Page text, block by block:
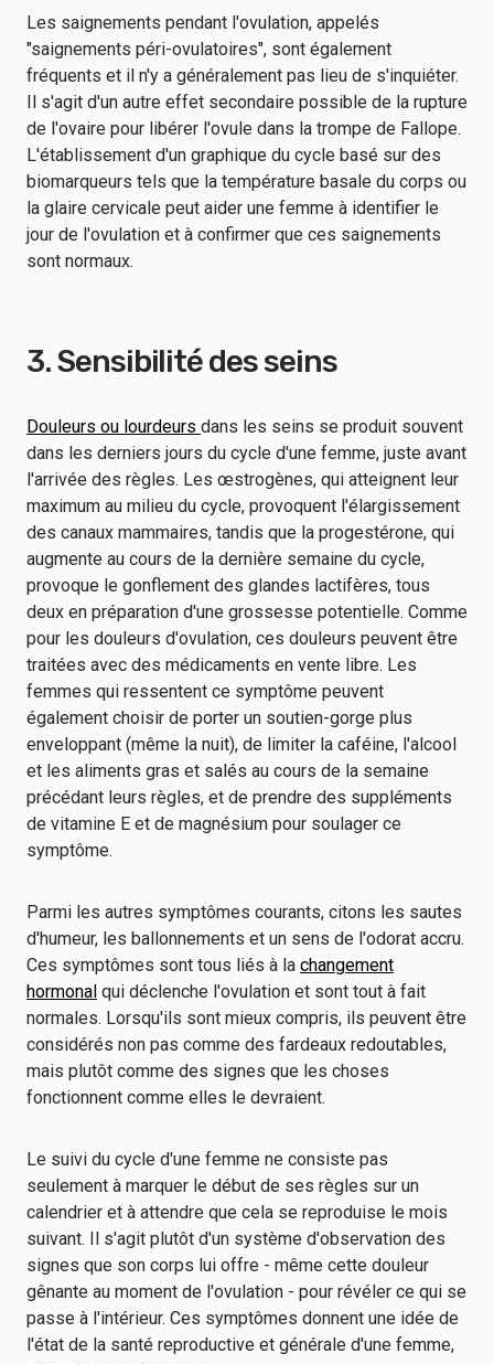
Les saignements pendant l'ovulation, appelés
"saignements péri-ovulatoires", sont également
fréquents et il n'y a généralement pas lieu de s'inquiéter.
Il s'agit d'un autre effet secondaire possible de la rupture
de l'ovaire pour libérer l'ovule dans la trompe de Fallope.
L'établissement d'un graphique du cycle basé sur des
biomarqueurs tels que la température basale du corps ou
la glaire cervicale peut aider une femme à identifier le
jour de l'ovulation et à confirmer que ces saignements
sont normaux.
3. Sensibilité des seins
Douleurs ou lourdeurs dans les seins se produit souvent
dans les derniers jours du cycle d'une femme, juste avant
l'arrivée des règles. Les œstrogènes, qui atteignent leur
maximum au milieu du cycle, provoquent l'élargissement
des canaux mammaires, tandis que la progestérone, qui
augmente au cours de la dernière semaine du cycle,
provoque le gonflement des glandes lactifères, tous
deux en préparation d'une grossesse potentielle. Comme
pour les douleurs d'ovulation, ces douleurs peuvent être
traitées avec des médicaments en vente libre. Les
femmes qui ressentent ce symptôme peuvent
également choisir de porter un soutien-gorge plus
enveloppant (même la nuit), de limiter la caféine, l'alcool
et les aliments gras et salés au cours de la semaine
précédant leurs règles, et de prendre des suppléments
de vitamine E et de magnésium pour soulager ce
symptôme.
Parmi les autres symptômes courants, citons les sautes
d'humeur, les ballonnements et un sens de l'odorat accru.
Ces symptômes sont tous liés à la changement
hormonal qui déclenche l'ovulation et sont tout à fait
normales. Lorsqu'ils sont mieux compris, ils peuvent être
considérés non pas comme des fardeaux redoutables,
mais plutôt comme des signes que les choses
fonctionnent comme elles le devraient.
Le suivi du cycle d'une femme ne consiste pas
seulement à marquer le début de ses règles sur un
calendrier et à attendre que cela se reproduise le mois
suivant. Il s'agit plutôt d'un système d'observation des
signes que son corps lui offre - même cette douleur
gênante au moment de l'ovulation - pour révéler ce qui se
passe à l'intérieur. Ces symptômes donnent une idée de
l'état de la santé reproductive et générale d'une femme,